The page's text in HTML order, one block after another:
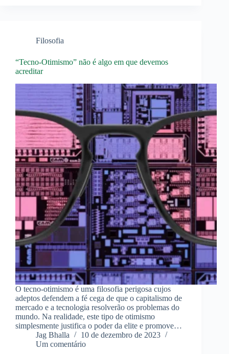
Filosofia
“Tecno-Otimismo” não é algo em que devemos
acreditar
O tecno-otimismo é uma filosofia perigosa cujos
adeptos defendem a fé cega de que o capitalismo de
mercado e a tecnologia resolverão os problemas do
mundo. Na realidade, este tipo de otimismo
simplesmente justifica o poder da elite e promove…
Jag Bhalla
10 de dezembro de 2023
Um comentário